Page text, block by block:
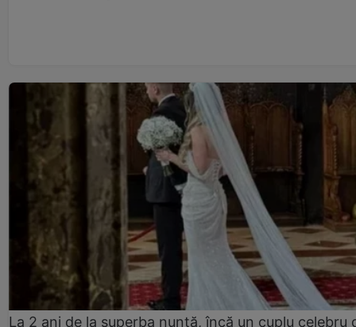
La 2 ani de la superba nuntă, încă un cuplu celebru